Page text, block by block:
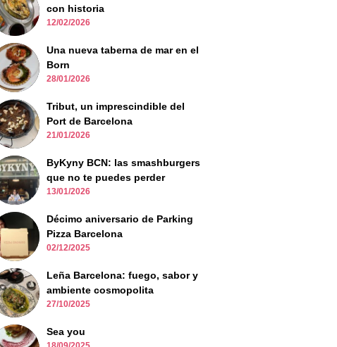
con historia
12/02/2026
Una nueva taberna de mar en el
Born
28/01/2026
Tribut, un imprescindible del
Port de Barcelona
21/01/2026
ByKyny BCN: las smashburgers
que no te puedes perder
13/01/2026
Décimo aniversario de Parking
Pizza Barcelona
02/12/2025
Leña Barcelona: fuego, sabor y
ambiente cosmopolita
27/10/2025
Sea you